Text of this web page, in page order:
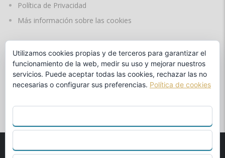
Política de Privacidad
Más información sobre las cookies
IDIOMAS
by
Utilizamos cookies propias y de terceros para garantizar el
funcionamiento de la web, medir su uso y mejorar nuestros
servicios. Puede aceptar todas las cookies, rechazar las no
necesarias o configurar sus preferencias. Política de cookies